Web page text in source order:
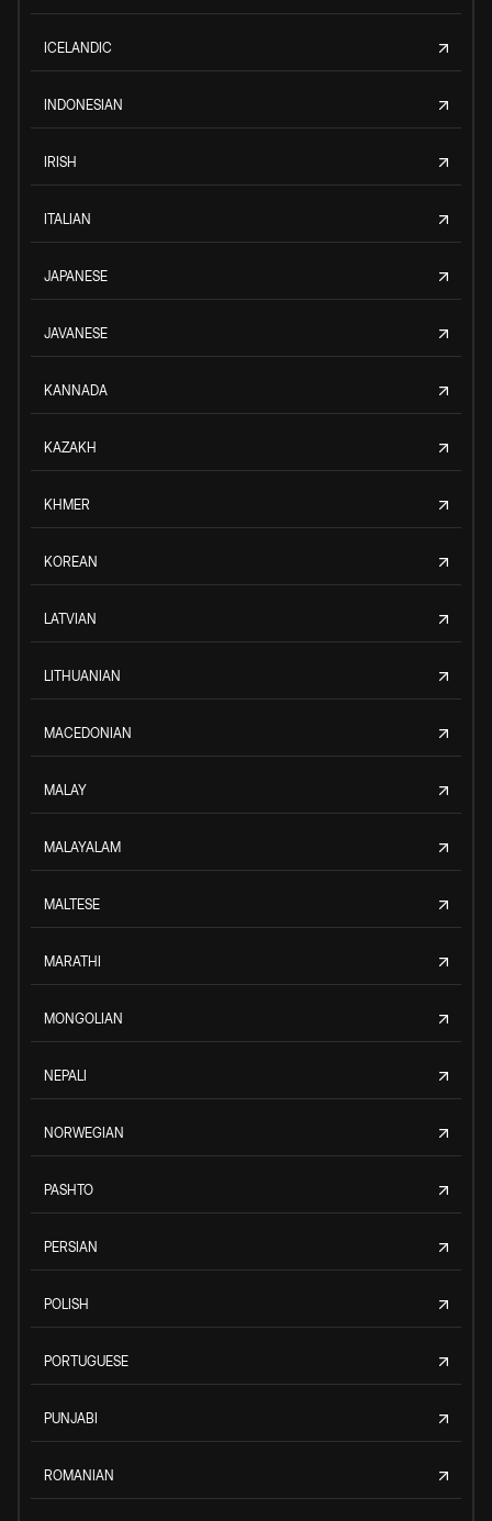
ICELANDIC
INDONESIAN
IRISH
ITALIAN
JAPANESE
JAVANESE
KANNADA
KAZAKH
KHMER
KOREAN
LATVIAN
LITHUANIAN
MACEDONIAN
MALAY
MALAYALAM
MALTESE
MARATHI
MONGOLIAN
NEPALI
NORWEGIAN
PASHTO
PERSIAN
POLISH
PORTUGUESE
PUNJABI
ROMANIAN